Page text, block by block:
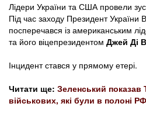
Лідери України та США провели
Під час заходу Президент
посперечався із американським
та його віцепрезидентом Джей Ді
Інцидент стався у прямому етері.
Читати ще: Зеленський показав
військових, які були в полоні РФ